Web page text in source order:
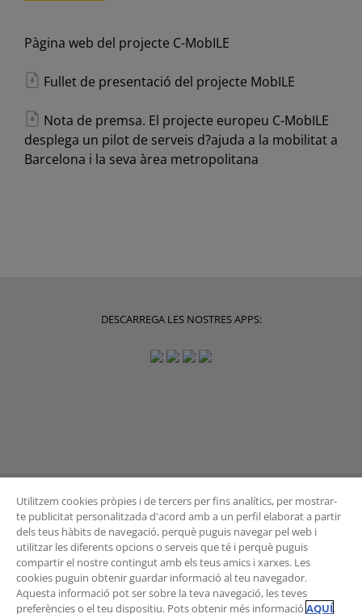
Pàgina web del projecte C-MobILE
Fullet de presentació del projecte MobILE
Nota de premsa. El projecte europeu C-MobILE
desplega un pilot de serveis d?ajuda a la mobilitat a
Barcelona i la seva àrea metropolitana
DESCARREGA LES NOSTRES APPS:
BUTLLETÍ
Utilitzem cookies pròpies i de tercers per fins analítics, per mostrar-
te publicitat personalitzada d'acord amb a un perfil elaborat a partir
dels teus hàbits de navegació, perquè puguis navegar pel web i
utilitzar les diferents opcions o serveis que té i perquè puguis
compartir el nostre contingut amb els teus amics i xarxes. Les
cookies puguin obtenir guardar informació al teu navegador.
Aquesta informació pot ser sobre la teva navegació, les teves
preferències o el teu dispositiu. Pots obtenir més informació AQUÍ.